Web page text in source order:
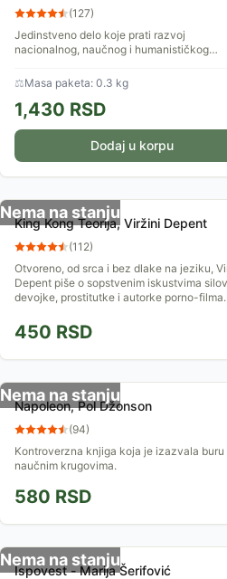
(127)
Jedinstveno delo koje prati razvoj
nacionalnog, naučnog i humanističkog
naučnika - Milutina Milankovića.
⚖Masa paketa: 0.3 kg
1,430 RSD
Dodaj u korpu
Nema na stanju
King Kong Teorija, Viržini Depent
(112)
Otvoreno, od srca i bez dlake na jeziku,
Depent piše o sopstvenim iskustvima
devojke, prostitutke i autorke porno-filma.
450 RSD
Nema na stanju
Napoleon, Pol Džonson
(94)
Kontroverzna knjiga koja je izazvala buru
naučnim krugovima.
580 RSD
Nema na stanju
Ispovest - Marija Šerifović